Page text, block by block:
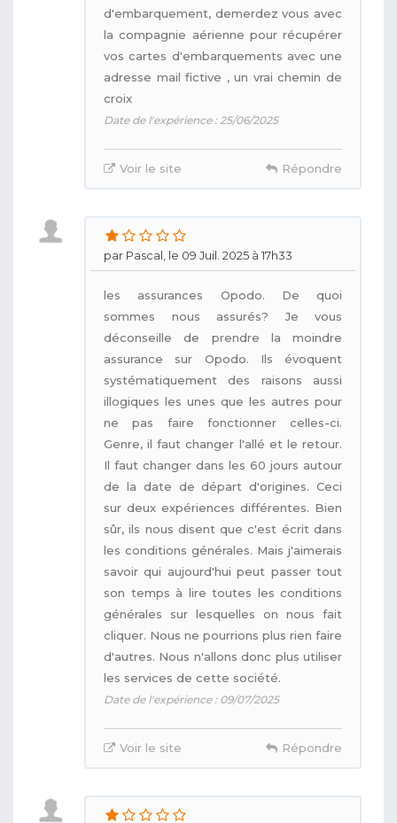
d'embarquement, demerdez vous avec
la compagnie aérienne pour récupérer
vos cartes d'embarquements avec une
adresse mail fictive , un vrai chemin de
croix
Date de l'expérience : 25/06/2025
Voir le site Répondre
par Pascal, le 09 Juil. 2025 à 17h33
les assurances Opodo. De quoi
sommes nous assurés? Je vous
déconseille de prendre la moindre
assurance sur Opodo. Ils évoquent
systématiquement des raisons aussi
illogiques les unes que les autres pour
ne pas faire fonctionner celles-ci.
Genre, il faut changer l'allé et le retour.
Il faut changer dans les 60 jours autour
de la date de départ d'origines. Ceci
sur deux expériences différentes. Bien
sûr, ils nous disent que c'est écrit dans
les conditions générales. Mais j'aimerais
savoir qui aujourd'hui peut passer tout
son temps à lire toutes les conditions
générales sur lesquelles on nous fait
cliquer. Nous ne pourrions plus rien faire
d'autres. Nous n'allons donc plus utiliser
les services de cette société.
Date de l'expérience : 09/07/2025
Voir le site Répondre